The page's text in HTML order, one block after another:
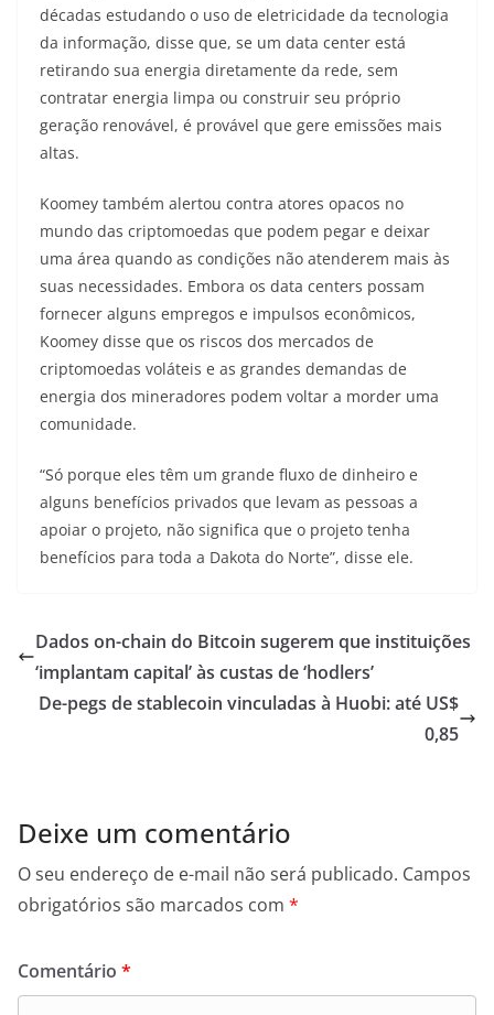
décadas estudando o uso de eletricidade da tecnologia
da informação, disse que, se um data center está
retirando sua energia diretamente da rede, sem
contratar energia limpa ou construir seu próprio
geração renovável, é provável que gere emissões mais
altas.
Koomey também alertou contra atores opacos no
mundo das criptomoedas que podem pegar e deixar
uma área quando as condições não atenderem mais às
suas necessidades. Embora os data centers possam
fornecer alguns empregos e impulsos econômicos,
Koomey disse que os riscos dos mercados de
criptomoedas voláteis e as grandes demandas de
energia dos mineradores podem voltar a morder uma
comunidade.
“Só porque eles têm um grande fluxo de dinheiro e
alguns benefícios privados que levam as pessoas a
apoiar o projeto, não significa que o projeto tenha
benefícios para toda a Dakota do Norte”, disse ele.
Dados on-chain do Bitcoin sugerem que instituições
‘implantam capital’ às custas de ‘hodlers’
De-pegs de stablecoin vinculadas à Huobi: até US$
0,85
Deixe um comentário
O seu endereço de e-mail não será publicado. Campos
obrigatórios são marcados com *
Comentário *